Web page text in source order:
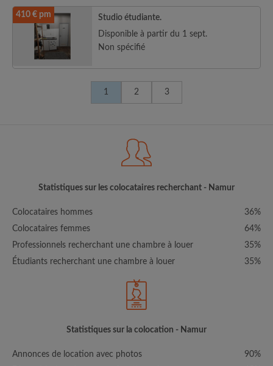
410 € pm
Studio étudiante.
Disponible à partir du 1 sept.
Non spécifié
1 2 3
Statistiques sur les colocataires recherchant - Namur
Colocataires hommes
36%
Colocataires femmes
64%
Professionnels recherchant une chambre à louer
35%
Étudiants recherchant une chambre à louer
35%
Statistiques sur la colocation - Namur
Annonces de location avec photos
90%